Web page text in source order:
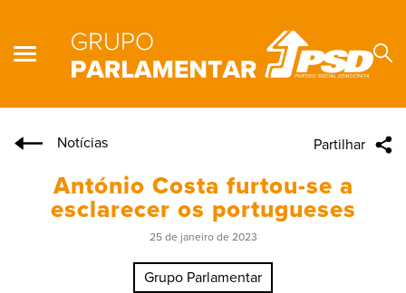
Notícias Partilhar
António Costa furtou-se a
esclarecer os portugueses
25 de janeiro de 2023
Grupo Parlamentar